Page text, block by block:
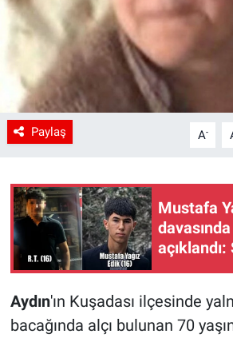
Paylaş A-
Mustafa
açıklandı:
Aydın'ın Kuşadası ilçesinde
bacağında alçı bulunan 70